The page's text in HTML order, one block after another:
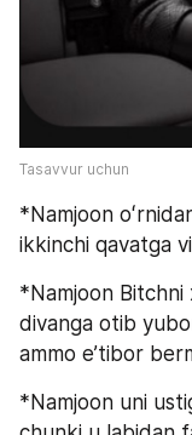
Tasavvur uchun
*Namjoon
ikkinchi qavatga
*Namjoon Bitchni
divanga otib
ammo eʼtibor
*Namjoon uni